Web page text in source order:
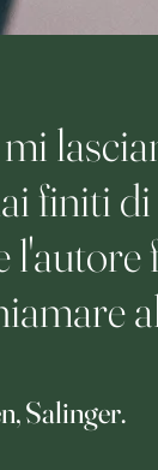
finiti di
l'autore
Salinger.